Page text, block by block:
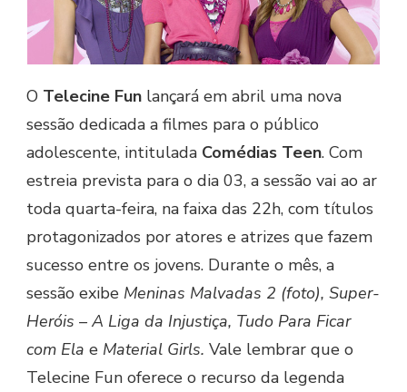
O Telecine Fun lançará em abril uma nova
sessão dedicada a filmes para o público
adolescente, intitulada Comédias Teen. Com
estreia prevista para o dia 03, a sessão vai ao ar
toda quarta-feira, na faixa das 22h, com títulos
protagonizados por atores e atrizes que fazem
sucesso entre os jovens. Durante o mês, a
sessão exibe Meninas Malvadas 2 (foto), Super-
Heróis – A Liga da Injustiça, Tudo Para Ficar
com Ela e Material Girls. Vale lembrar que o
Telecine Fun oferece o recurso da legenda